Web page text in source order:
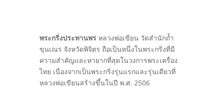
พระกริ่งประทานพรหลวงพ่อเขียน วัดสำนักถ้ำ
ขุนเณร จังหวัดพิจิตร ถือเป็นหนึ่งในพระกริ่งที่มี
ความสำคัญและหายากที่สุดในวงการพระเครื่อง
ไทย เนื่องจากเป็นพระกริ่งรุ่นแรกและรุ่นเดียวที่
หลวงพ่อเขียนสร้างขึ้นในปี พ.ศ. 2506